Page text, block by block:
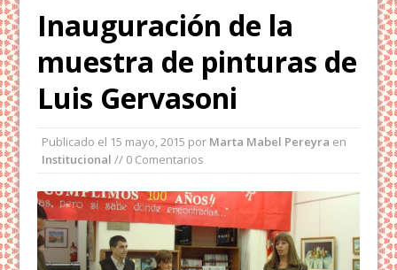
Inauguración de la
muestra de pinturas de
Luis Gervasoni
Publicado el 15 mayo, 2015 por Marta Mabel Pereyra en
Institucional // 0 Comentarios